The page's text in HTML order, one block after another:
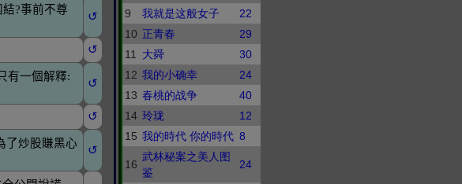
9
我就是这般女子
22
10 正青春
29
11
大舜
30
12 我的小确幸
24
13 春桃的战争
40
14 玲珑
12
15 我的時代 你的時代 8
16
武林秘案之美人图
鉴
24